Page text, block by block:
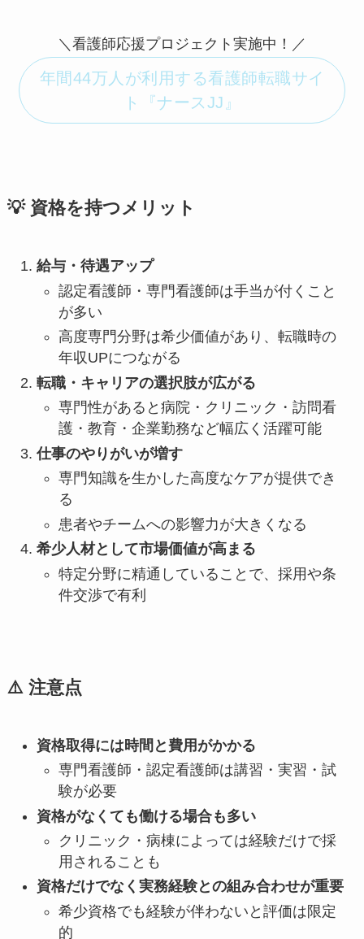
＼看護師応援プロジェクト実施中！／
年間44万人が利用する看護師転職サイ
ト『ナースJJ』
💡 資格を持つメリット
給与・待遇アップ
認定看護師・専門看護師は手当が付くこと
が多い
高度専門分野は希少価値があり、転職時の
年収UPにつながる
転職・キャリアの選択肢が広がる
専門性があると病院・クリニック・訪問看
護・教育・企業勤務など幅広く活躍可能
仕事のやりがいが増す
専門知識を生かした高度なケアが提供でき
る
患者やチームへの影響力が大きくなる
希少人材として市場価値が高まる
特定分野に精通していることで、採用や条
件交渉で有利
⚠️ 注意点
資格取得には時間と費用がかかる
専門看護師・認定看護師は講習・実習・試
験が必要
資格がなくても働ける場合も多い
クリニック・病棟によっては経験だけで採
用されることも
資格だけでなく実務経験との組み合わせが重要
希少資格でも経験が伴わないと評価は限定
的